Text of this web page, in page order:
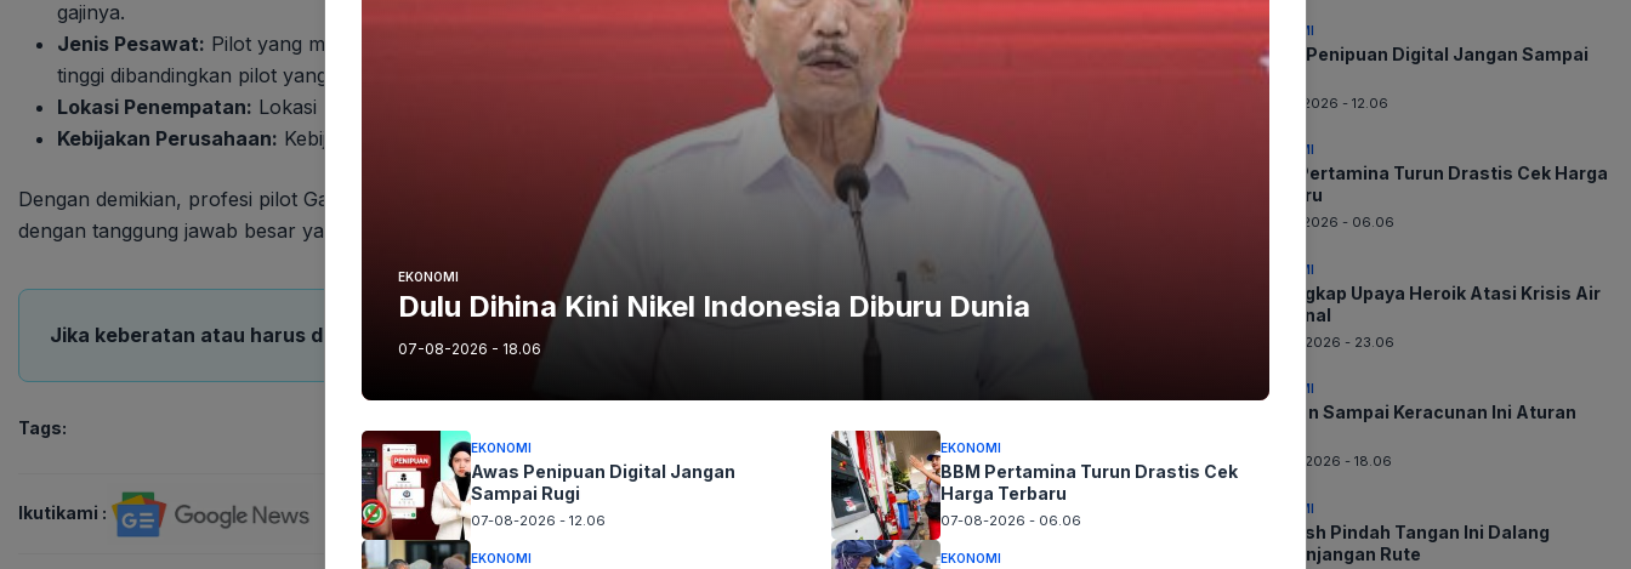
gajinya.
Jenis Pesawat: Pilot yang menerbangkan pesawat berbadan lebar (wide body) biasanya menerima gaji lebih
tinggi dibandingkan pilot yang menerbangkan pesawat berbadan sempit (narrow body).
Lokasi Penempatan: Lokasi penempatan juga berpengaruh pada besaran gaji.
Kebijakan Perusahaan: Kebijakan internal perusahaan terkait gaji dan tunjangan juga menjadi faktor penentu.
Dengan demikian, profesi pilot Garuda Indonesia menawarkan prospek penghasilan yang menjanjikan, sebanding
dengan tanggung jawab besar yang diemban.
Jika keberatan atau harus diedit baik Artikel maupun foto Silahkan
Tags:
Ikutikami :
EKONOMI
Awas Penipuan Digital Jangan Sampai
Rugi
07-08-2026 - 12.06
EKONOMI
BBM Pertamina Turun Drastis Cek Harga
Terbaru
07-08-2026 - 06.06
EKONOMI
Terungkap Upaya Heroik Atasi Krisis Air
Nasional
06-08-2026 - 23.06
EKONOMI
Jangan Sampai Keracunan Ini Aturan
06-08-2026 - 18.06
EKONOMI
Whoosh Pindah Tangan Ini Dalang
Perpanjangan Rute
EKONOMI
Dulu Dihina Kini Nikel Indonesia Diburu Dunia
07-08-2026 - 18.06
EKONOMI
Awas Penipuan Digital Jangan
Sampai Rugi
07-08-2026 - 12.06
EKONOMI
BBM Pertamina Turun Drastis Cek
Harga Terbaru
07-08-2026 - 06.06
EKONOMI EKONOMI